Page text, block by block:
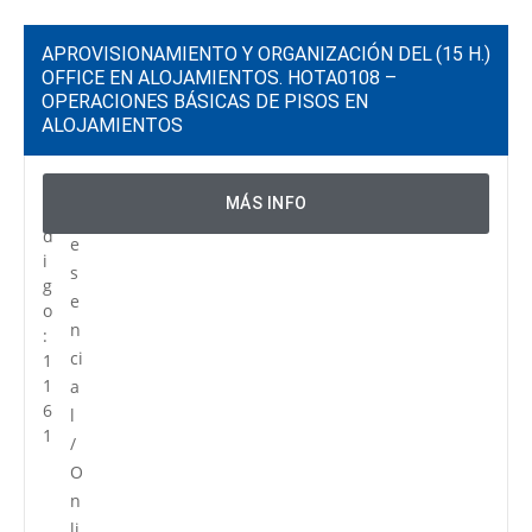
APROVISIONAMIENTO Y ORGANIZACIÓN DEL
OFFICE EN ALOJAMIENTOS. HOTA0108 –
OPERACIONES BÁSICAS DE PISOS EN
ALOJAMIENTOS
(15 H.)
d
i
g
o
:
1
1
6
1
e
s
e
n
ci
a
l
/
O
n
MÁS INFO